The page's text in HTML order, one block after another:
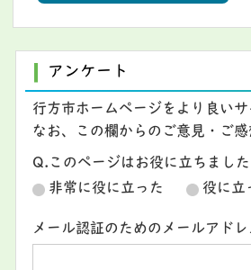
アンケート
行方市ホームページをより良い
なお、この欄からのご意見・ご
Q.このページはお役に立ちました
非常に役に立った
役に立
メール認証のためのメールアドレ